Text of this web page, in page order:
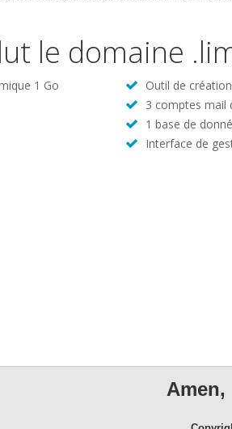
le domaine
1 Go
Outil de
3 comptes mail
1 base de
Interface de